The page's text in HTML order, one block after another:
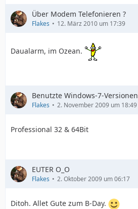
Über Modem Telefonieren ?
Flakes 12. März 2010 um 17:39
Daualarm, im Ozean.
Benutzte Windows-7-Versionen
Flakes 2. November 2009 um 18:49
Professional 32 & 64Bit
EUTER O_O
Flakes 2. Oktober 2009 um 06:17
Ditoh. Allet Gute zum B-Day.